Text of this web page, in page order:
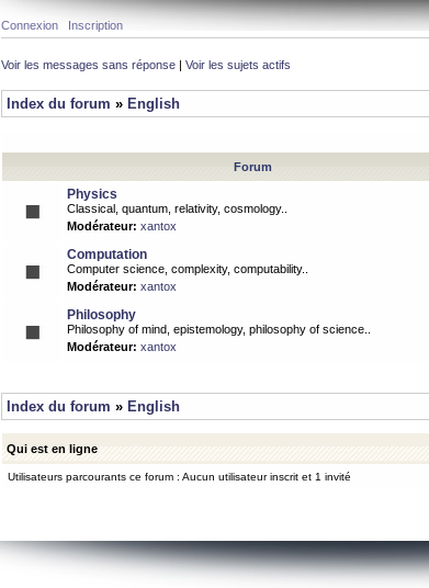
Connexion Inscription
Voir les messages sans réponse | Voir les sujets actifs
Index du forum » English
Forum
Physics
Classical, quantum, relativity, cosmology..
Modérateur: xantox
Computation
Computer science, complexity, computability..
Modérateur: xantox
Philosophy
Philosophy of mind, epistemology, philosophy of science..
Modérateur: xantox
Index du forum » English
Qui est en ligne
Utilisateurs parcourants ce forum : Aucun utilisateur inscrit et 1 invité